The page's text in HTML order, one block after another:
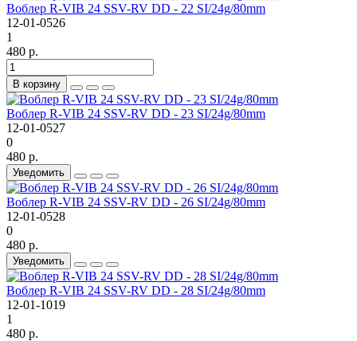
Воблер R-VIB 24 SSV-RV DD - 22 SI/24g/80mm
12-01-0526
1
480 р.
В корзину
Воблер R-VIB 24 SSV-RV DD - 23 SI/24g/80mm
12-01-0527
0
480 р.
Уведомить
Воблер R-VIB 24 SSV-RV DD - 26 SI/24g/80mm
12-01-0528
0
480 р.
Уведомить
Воблер R-VIB 24 SSV-RV DD - 28 SI/24g/80mm
12-01-1019
1
480 р.